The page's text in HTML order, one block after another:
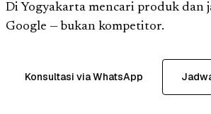
Di Yogyakarta mencari produk dan
Google — bukan kompetitor.
Konsultasi via WhatsApp